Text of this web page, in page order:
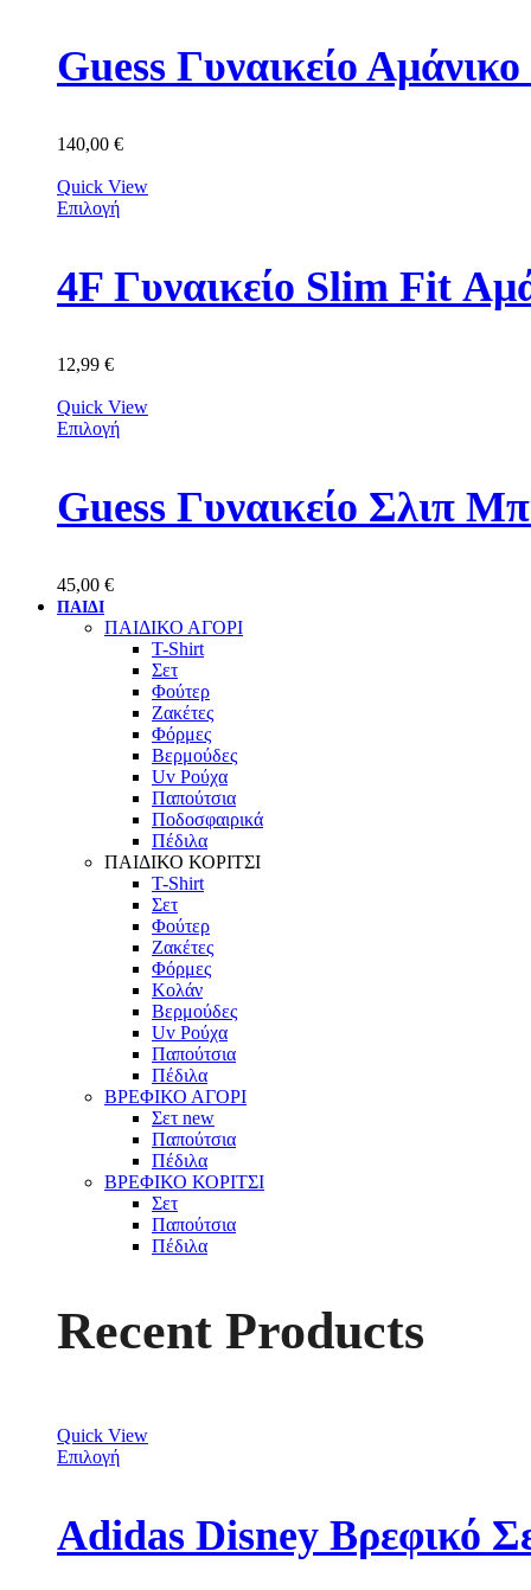
Guess Γυναικείο
140,00 €
Quick View
Επιλογή
4F Γυναικείο Slim Fit
12,99 €
Quick View
Επιλογή
Guess Γυναικείο Σλιπ
45,00 €
ΠΑΙΔΙ
ΠΑΙΔΙΚΟ ΑΓΟΡΙ
T-Shirt
Σετ
Φούτερ
Ζακέτες
Φόρμες
Βερμούδες
Uv Ρούχα
Παπούτσια
Ποδοσφαιρικά
Πέδιλα
ΠΑΙΔΙΚΟ ΚΟΡΙΤΣΙ
T-Shirt
Σετ
Φούτερ
Ζακέτες
Φόρμες
Κολάν
Βερμούδες
Uv Ρούχα
Παπούτσια
Πέδιλα
ΒΡΕΦΙΚΟ ΑΓΟΡΙ
Σετ new
Παπούτσια
Πέδιλα
ΒΡΕΦΙΚΟ ΚΟΡΙΤΣΙ
Σετ
Παπούτσια
Πέδιλα
Recent Products
Quick View
Επιλογή
Adidas Disney Βρεφικό